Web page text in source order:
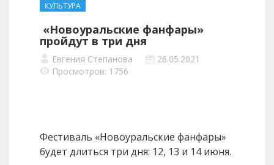
КУЛЬТУРА
«Новоуральские фанфары»
пройдут в три дня
Евгения Степанова
26.05.2021
Просмотров: 1756
Фестиваль «Новоуральские фанфары»
будет длиться три дня: 12, 13 и 14 июня.